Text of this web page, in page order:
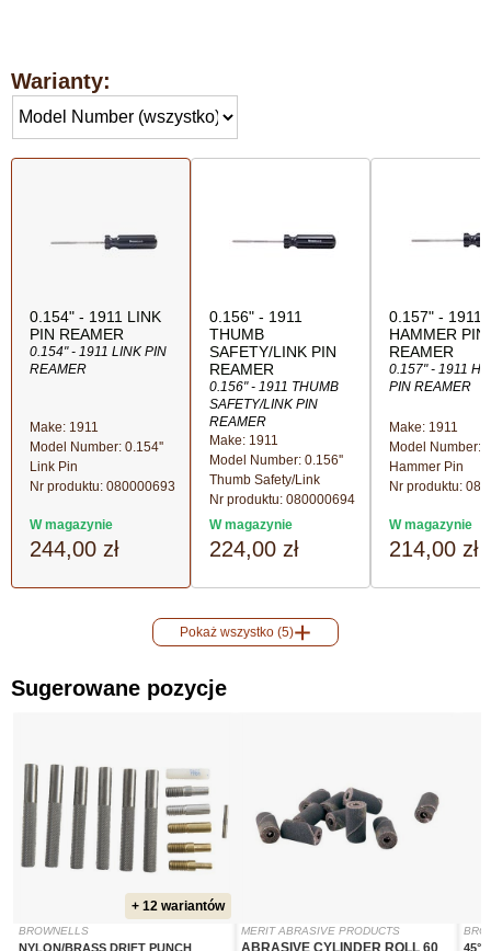
Warianty:
0.154" - 1911 LINK
PIN REAMER
0.154" - 1911 LINK PIN
REAMER
Make: 1911
Model Number: 0.154''
Link Pin
Nr produktu: 080000693
W magazynie
244,00 zł
0.156" - 1911
THUMB
SAFETY/LINK PIN
REAMER
0.156" - 1911 THUMB
SAFETY/LINK PIN
REAMER
Make: 1911
Model Number: 0.156''
Thumb Safety/Link
Nr produktu: 080000694
W magazynie
224,00 zł
0.157" - 1911
HAMMER PIN
REAMER
0.157" - 1911
PIN REAMER
Make: 1911
Model Number:
Hammer Pin
Nr produktu:
W magazynie
214,00 zł
Pokaż wszystko (5)
Sugerowane pozycje
+ 12 wariantów
BROWNELLS
NYLON/BRASS DRIFT PUNCH
MERIT ABRASIVE PRODUCTS
ABRASIVE CYLINDER ROLL 60 45°